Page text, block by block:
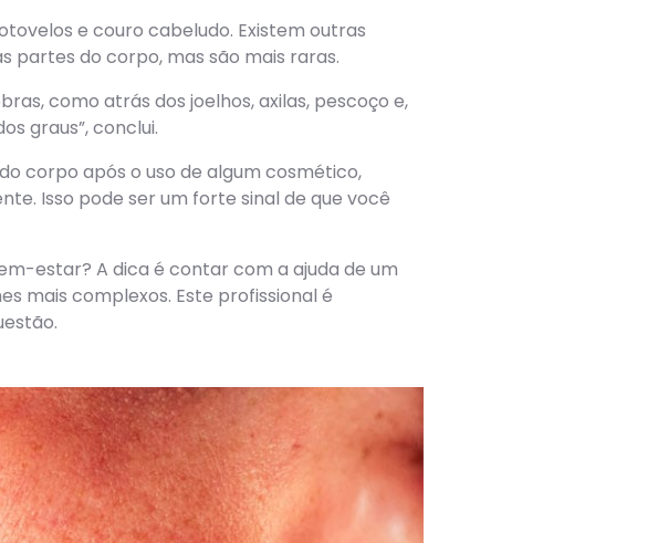
e couro cabeludo. Existem outras
partes do corpo, mas são mais raras.
como atrás dos joelhos, axilas, pescoço e,
graus”, conclui.
corpo após o uso de algum cosmético,
Isso pode ser um forte sinal de que você
estar? A dica é contar com a ajuda de um
mais complexos. Este profissional é